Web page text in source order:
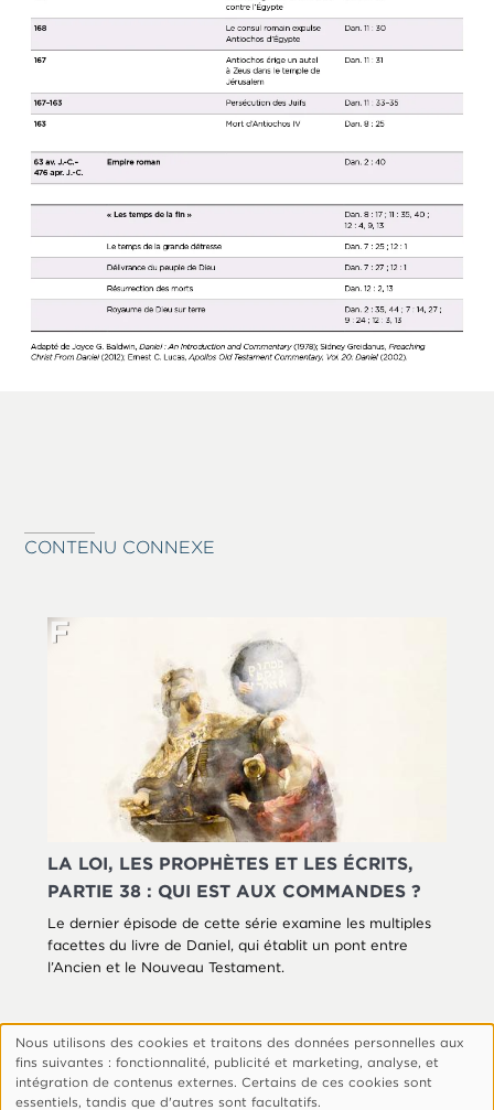
CONTENU CONNEXE
LA LOI, LES PROPHÈTES ET LES ÉCRITS,
PARTIE 38 : QUI EST AUX COMMANDES ?
Le dernier épisode de cette série examine les multiples
facettes du livre de Daniel, qui établit un pont entre
l’Ancien et le Nouveau Testament.
Footer
Qui Sommes-Nous ?
Politique De Confidentialité
Gérer Les Cookies
Utilisation
des
données
Nous utilisons des cookies et traitons des données personnelles aux
fins suivantes : fonctionnalité, publicité et marketing, analyse, et
intégration de contenus externes. Certains de ces cookies sont
essentiels, tandis que d'autres sont facultatifs.